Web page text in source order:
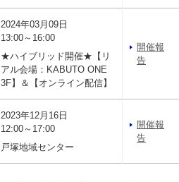
2024年03月09日
13:00～16:00
★ハイブリッド開催★【リ
アル会場：KABUTO ONE
3F】＆【オンライン配信】
開催報
告
2023年12月16日
12:00～17:00
戸塚地域センター
開催報
告